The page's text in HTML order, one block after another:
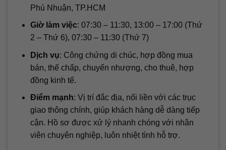
Phú Nhuận, TP.HCM
Giờ làm việc: 07:30 – 11:30, 13:00 – 17:00 (Thứ
2 – Thứ 6), 07:30 – 11:30 (Thứ 7)
Dịch vụ: Công chứng di chúc, hợp đồng mua
bán, thế chấp, chuyển nhượng, cho thuê, hợp
đồng kinh tế.
Điểm mạnh: Vị trí đắc địa, nối liền với các trục
giao thông chính, giúp khách hàng dễ dàng tiếp
cận. Hồ sơ được xử lý nhanh chóng với nhân
viên chuyên nghiệp, luôn nhiệt tình hỗ trợ.